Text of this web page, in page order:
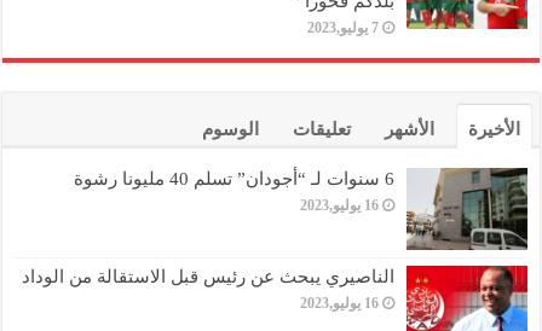
7 يوليو,2023
الأخيرة الأشهر تعليقات الوسوم
6 سنوات لـ “أجودان” تسلم 40 مليونا رشوة
16 يوليو,2023
الناصيري يبحث عن رئيس قبل الاستقالة من الوداد
16 يوليو,2023